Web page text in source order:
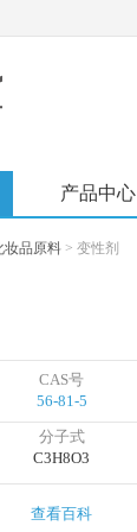
产品中心
妆品原料 > 变性剂
CAS号
56-81-5
分子式
C3H8O3
查看百科